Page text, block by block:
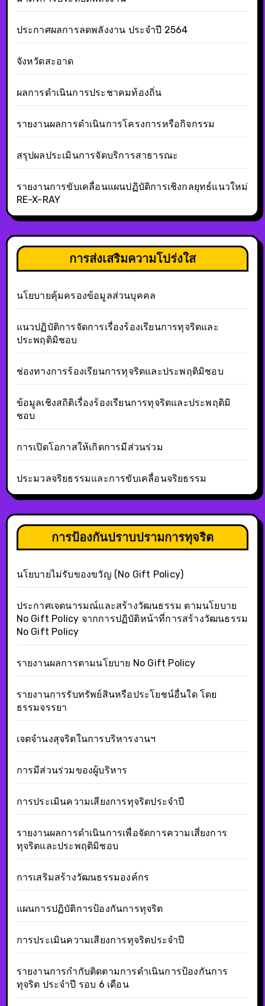
ประกาศผลการลดพลังงาน ประจำปี 2564
จังหวัดสะอาด
ผลการดำเนินการประชาคมท้องถิ่น
รายงานผลการดำเนินการโครงการหรือกิจกรรม
สรุปผลประเมินการจัดบริการสาธารณะ
รายงานการขับเคลื่อนแผนปฏิบัติการเชิงกลยุทธ์แนวใหม่
RE-X-RAY
การส่งเสริมความโปร่งใส
นโยบายคุ้มครองข้อมูลส่วนบุคคล
แนวปฏิบัติการจัดการเรื่องร้องเรียนการทุจริตและ
ประพฤติมิชอบ
ช่องทางการร้องเรียนการทุจริตและประพฤติมิชอบ
ข้อมูลเชิงสถิติเรื่องร้องเรียนการทุจริตและประพฤติมิ
ชอบ
การเปิดโอกาสให้เกิดการมีส่วนร่วม
ประมวลจริยธรรมและการขับเคลื่อนจริยธรรม
การป้องกันปราบปรามการทุจริต
นโยบายไม่รับของขวัญ (No Gift Policy)
ประกาศเจตนารมณ์และสร้างวัฒนธรรม ตามนโยบาย
No Gift Policy จากการปฏิบัติหน้าที่การสร้างวัฒนธรรม
No Gift Policy
รายงานผลการตามนโยบาย No Gift Policy
รายงานการรับทรัพย์สินหรือประโยชน์อื่นใด โดย
ธรรมจรรยา
เจตจำนงสุจริตในการบริหารงานฯ
การมีส่วนร่วมของผู้บริหาร
การประเมินความเสียงการทุจริตประจำปี
รายงานผลการดำเนินการเพื่อจัดการความเสี่ยงการ
ทุจริตและประพฤติมิชอบ
การเสริมสร้างวัฒนธรรมองค์กร
แผนการปฏิบัติการป้องกันการทุจริต
การประเมินความเสียงการทุจริตประจำปี
รายงานการกำกับติดตามการดำเนินการป้องกันการ
ทุจริต ประจำปี รอบ 6 เดือน